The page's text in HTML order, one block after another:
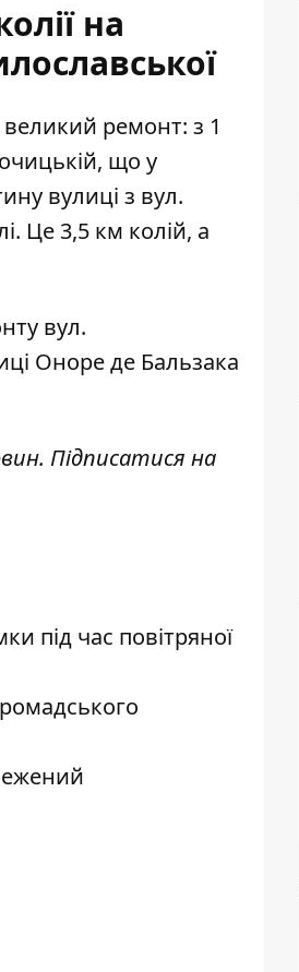
на
ремонт: з 1
, що у
вулиці з вул.
Це 3,5 км колій, а
вул.
Оноре де Бальзака
Підписатися на
під час повітряної